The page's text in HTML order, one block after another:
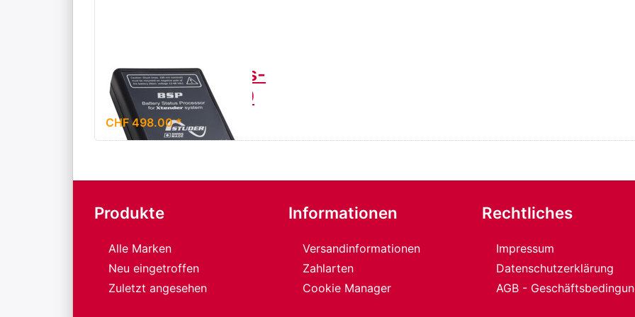
Batteriezustands-
Monitor BSP 500
CHF 498.00 *
Produkte
Alle Marken
Neu eingetroffen
Zuletzt angesehen
Informationen
Versandinformationen
Zahlarten
Cookie Manager
Rechtliches
Impressum
Datenschutzerklärung
AGB -